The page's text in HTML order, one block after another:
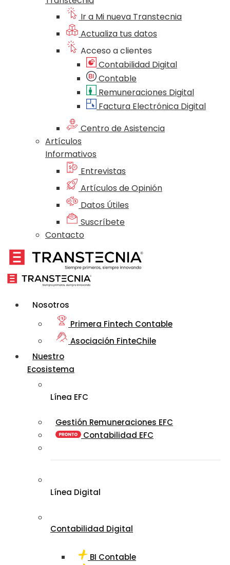
Ir a Mi nueva Transtecnia
Actualiza tus datos
Acceso a clientes
Contabilidad Digital
Contable
Remuneraciones Digital
Factura Electrónica Digital
Centro de Asistencia
Artículos
Informativos
Entrevistas
Artículos de Opinión
Datos Útiles
Suscríbete
Contacto
Nosotros
Primera Fintech Contable
Asociación FinteChile
Nuestro
Ecosistema
Línea EFC
Gestión Remuneraciones EFC
Contabilidad EFC
Línea Digital
Contabilidad Digital
BI Contable